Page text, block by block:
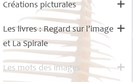
Créations picturales
Les livres : Regard sur l’image
et La Spirale
Les mots des images